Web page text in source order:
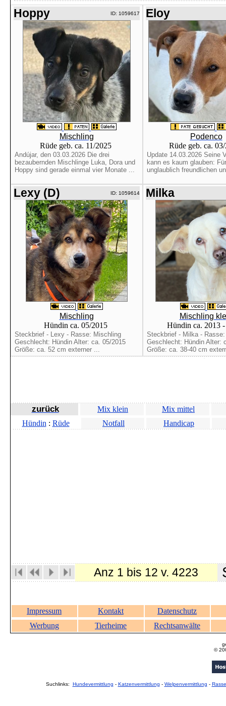
Hoppy ID: 1059617
Mischling
Rüde geb. ca. 11/2025
Andújar, den 03.03.2026 Die drei
bezaubernden Mischlinge Luka, Dora und
Hoppy sind gerade einmal vier Monate ...
Eloy
Podenco
Rüde geb. ca.
Update 14.03.2026 Seine
kann es kaum glauben:
unglaublich freundlichen
Lexy (D) ID: 1059614
Mischling
Hündin ca. 05/2015
Steckbrief - Lexy - Rasse: Mischling
Geschlecht: Hündin Alter: ca. 05/2015
Größe: ca. 52 cm externer ...
Milka
Mischling
Hündin ca. 2013
Steckbrief - Milka -
Geschlecht: Hündin Alter:
Größe: ca. 38-40 cm
zurück Mix klein
Mix mittel
Hündin : Rüde Notfall Handicap
Anz 1 bis 12 v. 4223
Impressum Kontakt
Datenschutz
Werbung
Tierheime Rechtsanwälte
©
Suchlinks: Hundevermittlung - Katzenvermittlung - Welpenvermittlung -